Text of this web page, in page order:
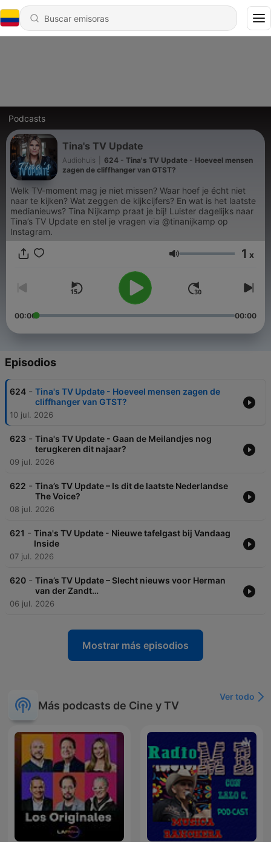
Podcasts
Tina's TV Update
Audiohuis
624 - Tina's TV Update - Hoeveel mensen
zagen de cliffhanger van GTST?
Welk TV-moment mag je niet missen? Waar hoef je écht niet
naar te kijken? Wat zeggen de kijkcijfers? En wat is het laatste
medianieuws? Tina Nijkamp praat je bij! Luister dagelijks naar
Tina’s TV Update en stel je vragen via @tinanijkamp op
Instagram.
Volumen 1 x
00:00 00:00
Episodios
624 - Tina's TV Update - Hoeveel mensen zagen de
cliffhanger van GTST?
10 jul. 2026
623 - Tina's TV Update - Gaan de Meilandjes nog
terugkeren dit najaar?
09 jul. 2026
622 - Tina’s TV Update – Is dit de laatste Nederlandse
The Voice?
08 jul. 2026
621 - Tina's TV Update - Nieuwe tafelgast bij Vandaag
Inside
07 jul. 2026
620 - Tina’s TV Update – Slecht nieuws voor Herman
van der Zandt…
06 jul. 2026
Mostrar más episodios
Más podcasts de Cine y TV
Ver todo